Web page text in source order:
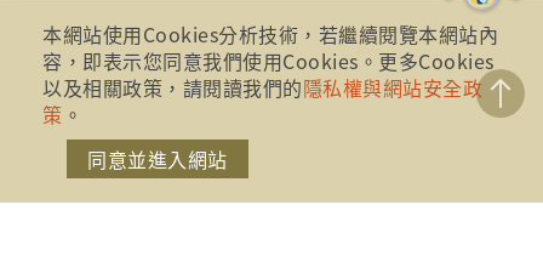
財團法人金融消費評議中心 著作權所有
本網站使用Cookies分析技術，若繼續閱覽本網站內
容，即表示您同意我們使用Cookies。更多Cookies
以及相關政策，請閱讀我們的隱私權與網站安全政
策 。
同意並進入網站